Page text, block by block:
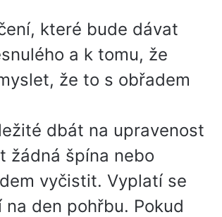
které bude dávat
a k tomu, že
že to s obřadem
dbát na upravenost
žádná špína nebo
vyčistit. Vyplatí se
den pohřbu. Pokud